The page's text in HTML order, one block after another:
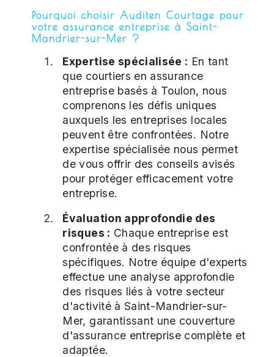
Pourquoi choisir Auditen Courtage pour
votre assurance entreprise à Saint-
Mandrier-sur-Mer ?
Expertise spécialisée : En tant
que courtiers en assurance
entreprise basés à Toulon, nous
comprenons les défis uniques
auxquels les entreprises locales
peuvent être confrontées. Notre
expertise spécialisée nous permet
de vous offrir des conseils avisés
pour protéger efficacement votre
entreprise.
Évaluation approfondie des
risques : Chaque entreprise est
confrontée à des risques
spécifiques. Notre équipe d'experts
effectue une analyse approfondie
des risques liés à votre secteur
d'activité à Saint-Mandrier-sur-
Mer, garantissant une couverture
d'assurance entreprise complète et
adaptée.